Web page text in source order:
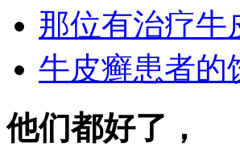
那位有治疗牛
牛皮癣患者的
他们都好了，